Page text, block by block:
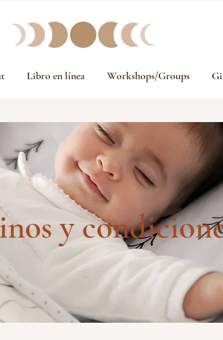
Libro en línea Workshops/Groups
y